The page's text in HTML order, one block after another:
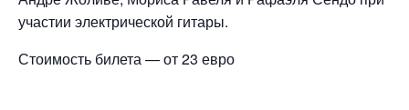
участии электрической гитары.
Стоимость билета — от 23 евро